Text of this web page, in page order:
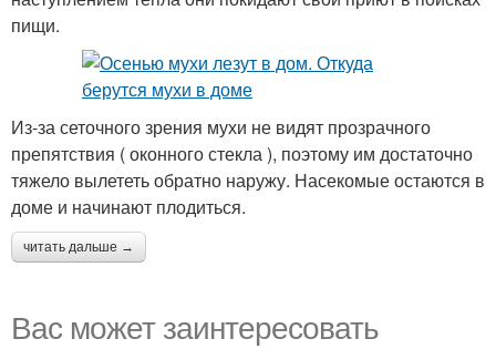
пищи.
Из-за сеточного зрения мухи не видят прозрачного
препятствия ( оконного стекла ), поэтому им достаточно
тяжело вылететь обратно наружу. Насекомые остаются в
доме и начинают плодиться.
читать дальше →
Вас может заинтересовать